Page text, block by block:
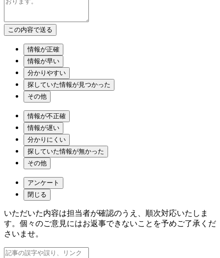
情報が正確
情報が早い
分かりやすい
探していた情報が見つかった
その他
情報が不正確
情報が遅い
分かりにくい
探していた情報が無かった
その他
アンケート
閉じる
いただいた内容は担当者が確認のうえ、順次対応いたしま
す。個々のご意見にはお返事できないことを予めご了承くだ
さいませ。